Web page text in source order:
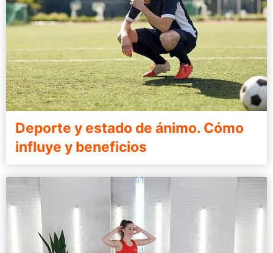
Deporte y estado de ánimo. Cómo
influye y beneficios